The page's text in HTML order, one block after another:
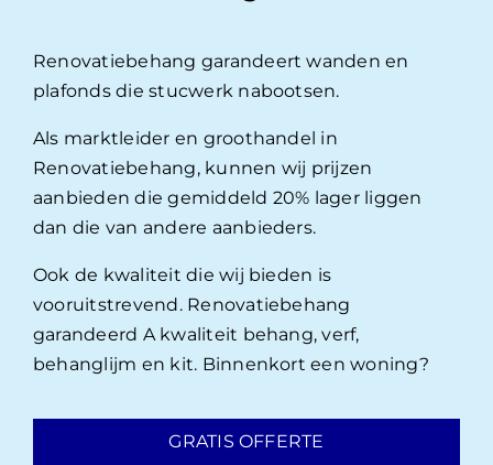
Renovatiebehang garandeert wanden en
plafonds die stucwerk nabootsen.
Als marktleider en groothandel in
Renovatiebehang, kunnen wij prijzen
aanbieden die gemiddeld 20% lager liggen
dan die van andere aanbieders.
Ook de kwaliteit die wij bieden is
vooruitstrevend. Renovatiebehang
garandeerd A kwaliteit behang, verf,
behanglijm en kit. Binnenkort een woning?
GRATIS OFFERTE